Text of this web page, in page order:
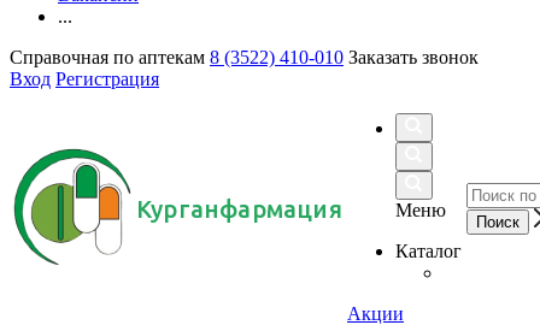
...
Справочная по аптекам 8 (3522) 410-010 Заказать звонок
Вход Регистрация
Курганфармация
Меню
Каталог
Акции